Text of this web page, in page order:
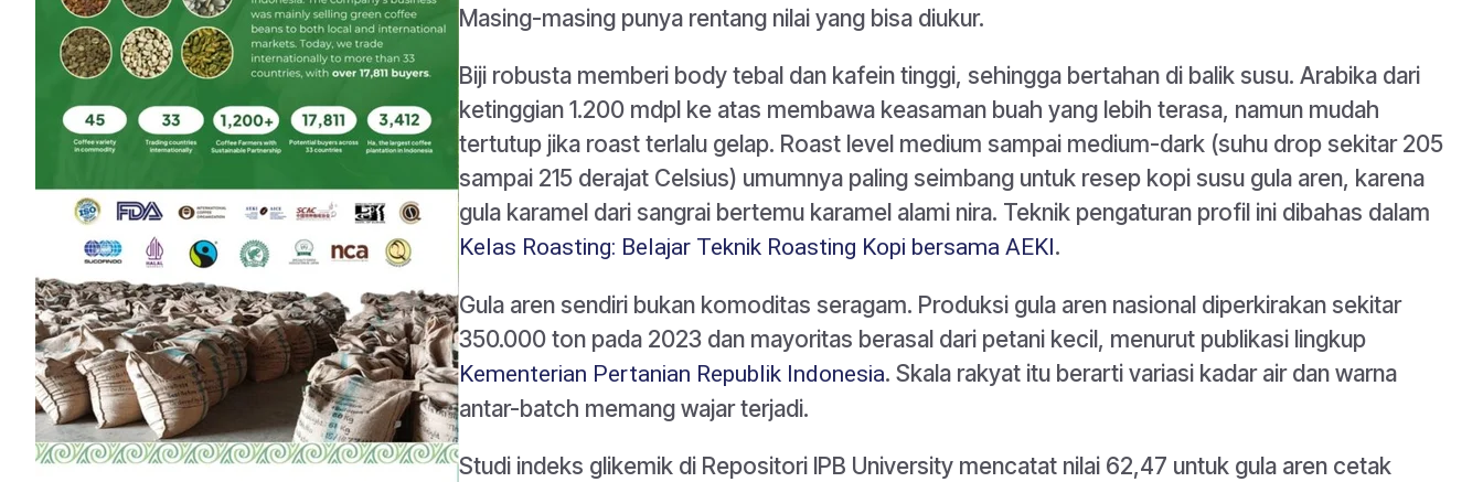
Masing-masing punya rentang nilai yang bisa diukur.
Biji robusta memberi body tebal dan kafein tinggi, sehingga bertahan di balik susu. Arabika dari
ketinggian 1.200 mdpl ke atas membawa keasaman buah yang lebih terasa, namun mudah
tertutup jika roast terlalu gelap. Roast level medium sampai medium-dark (suhu drop sekitar 205
sampai 215 derajat Celsius) umumnya paling seimbang untuk resep kopi susu gula aren, karena
gula karamel dari sangrai bertemu karamel alami nira. Teknik pengaturan profil ini dibahas dalam
Kelas Roasting: Belajar Teknik Roasting Kopi bersama AEKI.
Gula aren sendiri bukan komoditas seragam. Produksi gula aren nasional diperkirakan sekitar
350.000 ton pada 2023 dan mayoritas berasal dari petani kecil, menurut publikasi lingkup
Kementerian Pertanian Republik Indonesia. Skala rakyat itu berarti variasi kadar air dan warna
antar-batch memang wajar terjadi.
Studi indeks glikemik di Repositori IPB University mencatat nilai 62,47 untuk gula aren cetak